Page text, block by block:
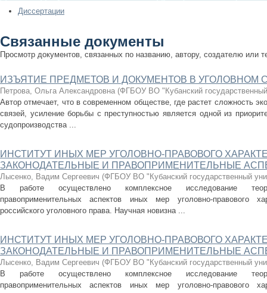
Диссертации
Связанные документы
Просмотр документов, связанных по названию, автору, создателю или
ИЗЪЯТИЕ ПРЕДМЕТОВ И ДОКУМЕНТОВ В УГОЛОВНОМ
Петрова, Ольга Александровна (ФГБОУ ВО "Кубанский
Автор отмечает, что в современном обществе, где растет сложность
связей, усиление борьбы с преступностью является одной из
судопроизводства ...
ИНСТИТУТ ИНЫХ МЕР УГОЛОВНО-ПРАВОВОГО
ЗАКОНОДАТЕЛЬНЫЕ И ПРАВОПРИМЕНИТЕЛЬНЫЕ
Лысенко, Вадим Сергеевич (ФГБОУ ВО "Кубанский государственный
В работе осуществлено комплексное исследование
правоприменительных аспектов иных мер уголовно-правового
российского уголовного права. Научная новизна ...
ИНСТИТУТ ИНЫХ МЕР УГОЛОВНО-ПРАВОВОГО
ЗАКОНОДАТЕЛЬНЫЕ И ПРАВОПРИМЕНИТЕЛЬНЫЕ
Лысенко, Вадим Сергеевич (ФГБОУ ВО "Кубанский государственный
В работе осуществлено комплексное исследование
правоприменительных аспектов иных мер уголовно-правового